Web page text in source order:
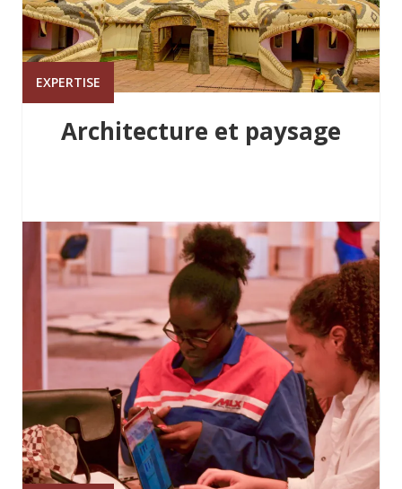
EXPERTISE
Architecture et paysage